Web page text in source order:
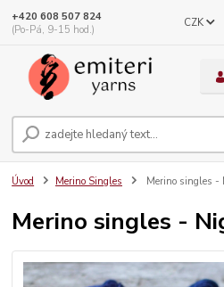
CZK
+420 608 507 824
(Po-Pá, 9-15 hod.)
Úvod Merino Singles Merino singles -
Merino singles -